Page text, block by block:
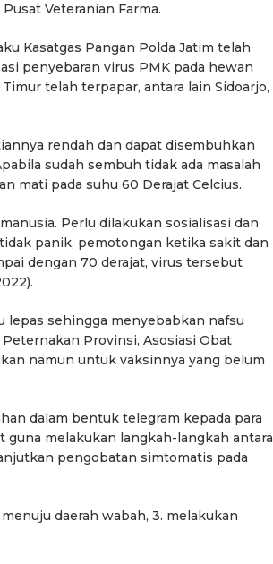
Veteranian Farma.
Kasatgas Pangan Polda Jatim telah
penyebaran virus PMK pada hewan
telah terpapar, antara lain Sidoarjo,
rendah dan dapat disembuhkan
sudah sembuh tidak ada masalah
mati pada suhu 60 Derajat Celcius.
Perlu dilakukan sosialisasi dan
panik, pemotongan ketika sakit dan
dengan 70 derajat, virus tersebut
lepas sehingga menyebabkan nafsu
Provinsi, Asosiasi Obat
namun untuk vaksinnya yang belum
dalam bentuk telegram kepada para
melakukan langkah-langkah antara
pengobatan simtomatis pada
daerah wabah, 3. melakukan